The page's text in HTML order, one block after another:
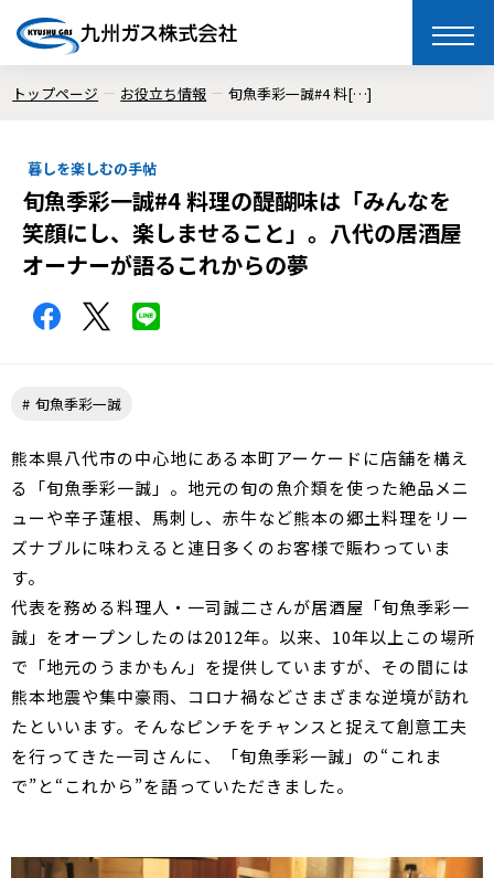
toggle
トップページ お役立ち情報 旬魚季彩一誠#4 料[…]
暮しを楽しむの手帖
旬魚季彩一誠#4 料理の醍醐味は「みんなを
笑顔にし、楽しませること」。八代の居酒屋
オーナーが語るこれからの夢
旬魚季彩一誠
熊本県八代市の中心地にある本町アーケードに店舗を構え
る「旬魚季彩一誠」。地元の旬の魚介類を使った絶品メニ
ューや辛子蓮根、馬刺し、赤牛など熊本の郷土料理をリー
ズナブルに味わえると連日多くのお客様で賑わっていま
す。
代表を務める料理人・一司誠二さんが居酒屋「旬魚季彩一
誠」をオープンしたのは2012年。以来、10年以上この場所
で「地元のうまかもん」を提供していますが、その間には
熊本地震や集中豪雨、コロナ禍などさまざまな逆境が訪れ
たといいます。そんなピンチをチャンスと捉えて創意工夫
を行ってきた一司さんに、「旬魚季彩一誠」の“これま
で”と“これから”を語っていただきました。